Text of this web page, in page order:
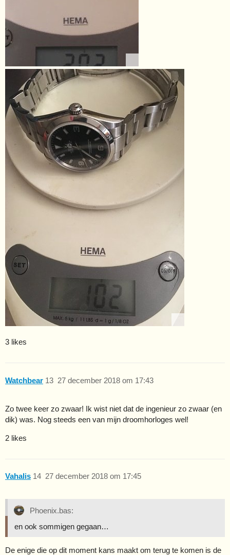
3 likes
Watchbear 27 december 2018 om 17:43
13
Zo twee keer zo zwaar! Ik wist niet dat de ingenieur zo zwaar (en
dik) was. Nog steeds een van mijn droomhorloges wel!
2 likes
Vahalis 27 december 2018 om 17:45
14
Phoenix.bas:
en ook sommigen gegaan…
De enige die op dit moment kans maakt om terug te komen is de